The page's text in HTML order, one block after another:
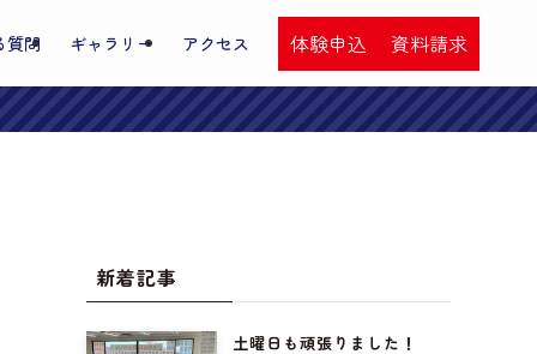
質問 ギャラリー アクセス 体験申込 資料請求
新着記事
土曜日も頑張りました！